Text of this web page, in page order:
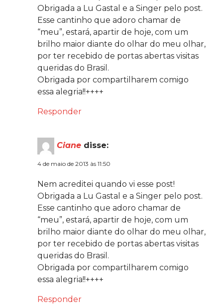
Obrigada a Lu Gastal e a Singer pelo post.
Esse cantinho que adoro chamar de
“meu”, estará, apartir de hoje, com um
brilho maior diante do olhar do meu olhar,
por ter recebido de portas abertas visitas
queridas do Brasil.
Obrigada por compartilharem comigo
essa alegria!!++++
Responder
Ciane disse:
4 de maio de 2013 às 11:50
Nem acreditei quando vi esse post!
Obrigada a Lu Gastal e a Singer pelo post.
Esse cantinho que adoro chamar de
“meu”, estará, apartir de hoje, com um
brilho maior diante do olhar do meu olhar,
por ter recebido de portas abertas visitas
queridas do Brasil.
Obrigada por compartilharem comigo
essa alegria!!++++
Responder